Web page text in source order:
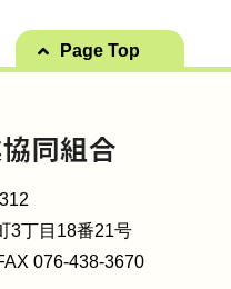
Page Top
3丁目18番21号
076-438-3670